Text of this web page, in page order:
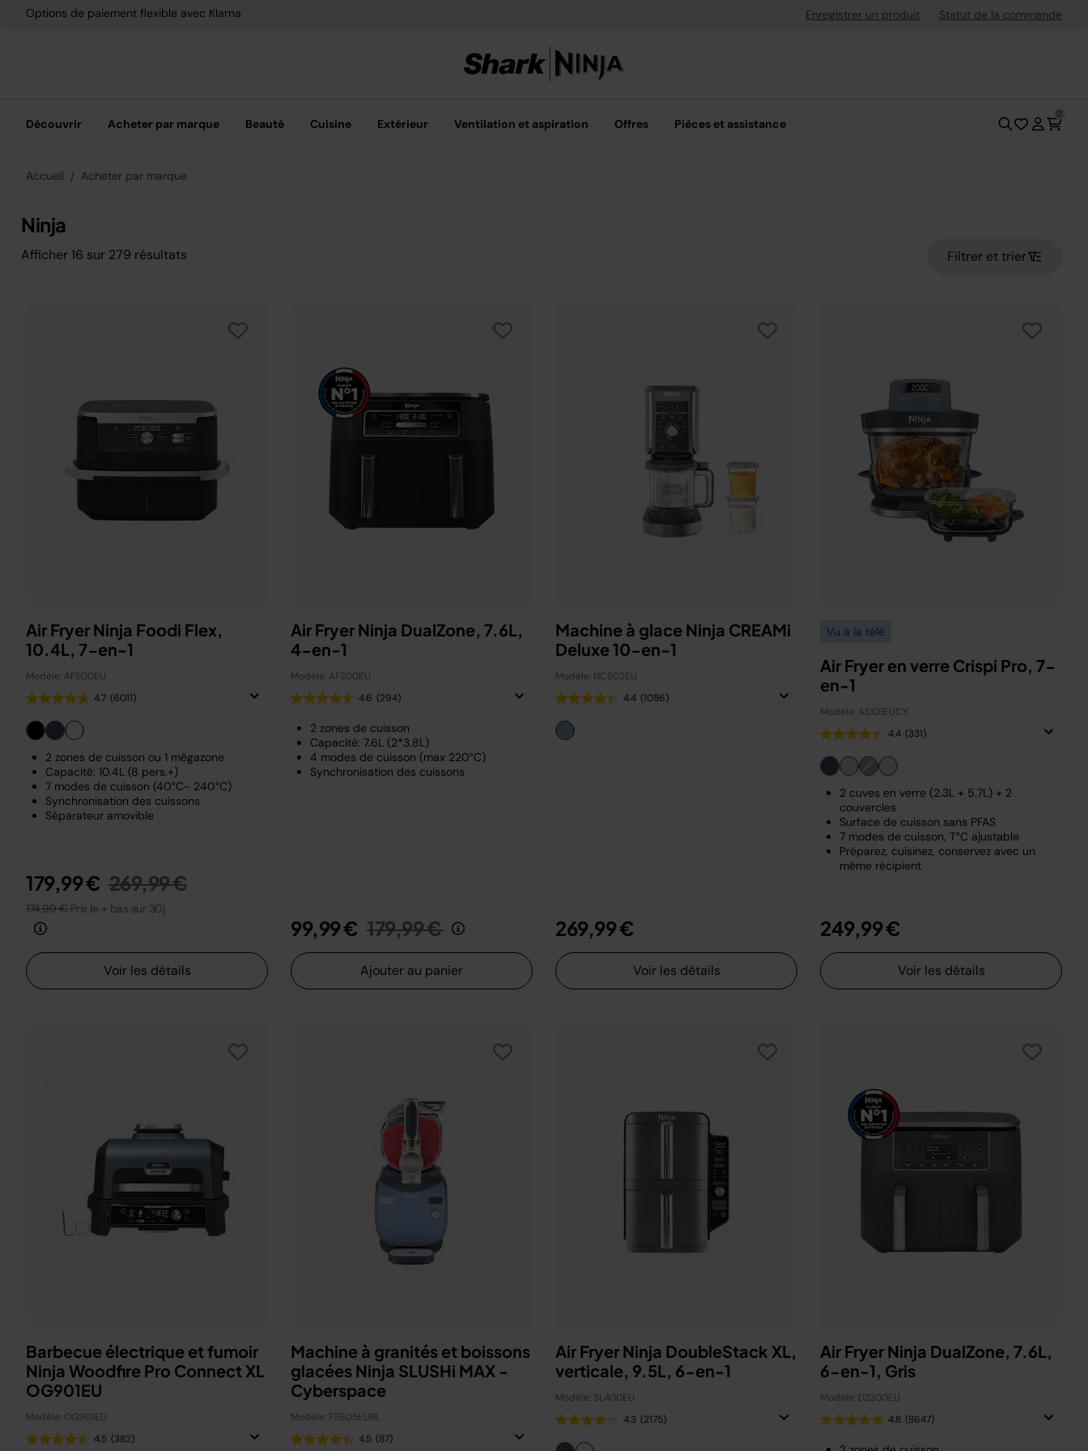
Retours gratuits jusqu'à 30 jours après
Enregistrer un produit Statut de la commande
Découvrir Acheter par marque Beauté Cuisine Extérieur Ventilation et aspiration Offres Pièces et assistance
0
Accueil Acheter par marque
Ninja
Afficher 16 sur 279 résultats Filtrer et trier
Air Fryer Ninja Foodi Flex,
10.4L, 7-en-1
Modèle: AF500EU
4.7 (6011)
2 zones de cuisson ou 1 mégazone
Capacité: 10.4L (8 pers.+)
7 modes de cuisson (40°C- 240°C)
Synchronisation des cuissons
Séparateur amovible
179,99 € Prix réduit de
269,99 €au
174,99 €Prix le + bas sur 30j
Voir les détails
Air Fryer Ninja DualZone, 7.6L,
4-en-1
Modèle: AF200EU
4.6 (294)
2 zones de cuisson
Capacité: 7.6L (2*3.8L)
4 modes de cuisson (max 220°C)
Synchronisation des cuissons
99,99 € Prix réduit de
179,99 €au
Ajouter au panier
Machine à glace Ninja CREAMi
Deluxe 10-en-1
Modèle: NC502EU
4.4 (1086)
269,99 €
Voir les détails
Vu à la télé
Air Fryer en verre Crispi Pro, 7-
en-1
Modèle: AS101EUCY
4.4 (331)
2 cuves en verre (2.3L + 5.7L) + 2
couvercles
Surface de cuisson sans PFAS
7 modes de cuisson, T°C ajustable
Préparez, cuisinez, conservez avec un
même récipient
249,99 €
Voir les détails
Barbecue électrique et fumoir
Ninja Woodfire Pro Connect XL
OG901EU
Modèle: OG901EU
4.5 (382)
Machine à granités et boissons
glacées Ninja SLUSHi MAX -
Cyberspace
Modèle: FS605EUBL
4.5 (87)
Air Fryer Ninja DoubleStack XL,
verticale, 9.5L, 6-en-1
Modèle: SL400EU
4.3 (2175)
Air Fryer Ninja DualZone, 7.6L,
6-en-1, Gris
Modèle: DZ300EU
4.8 (8647)